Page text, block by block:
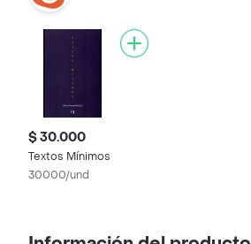
$ 30.000
Textos Mínimos
30000/und